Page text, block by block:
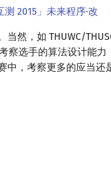
测 2015」未来程序·改
然，如 THUWC/
选手的算法设计能力
，考察更多的应当还